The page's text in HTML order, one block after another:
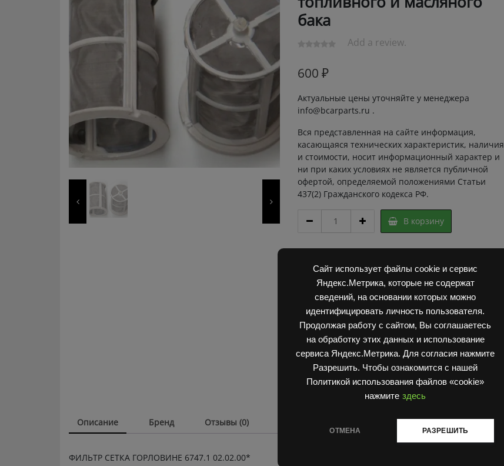
Сайт использует файлы cookie и сервис
Яндекс.Метрика, которые не содержат
сведений, на основании которых можно
идентифицировать личность пользователя.
Продолжая работу с сайтом, Вы соглашаетесь
на обработку этих данных и использование
сервиса Яндекс.Метрика. Для согласия нажмите
Разрешить. Чтобы ознакомится с нашей
Политикой использования файлов «cookie»
нажмите здесь
ОТМЕНА РАЗРЕШИТЬ
бака
Add a review.
600 ₽
Актуальные цены уточняйте у менеджера
info@bcarparts.ru .
Вся представленная на сайте информация,
касающаяся технических характеристик, наличия
и стоимости, носит информационный характер и
ни при каких условиях не является публичной
офертой, определяемой положениями Статьи
437(2) Гражданского кодекса РФ.
СЕТКА
02.02.00,фильтр
горловины
и
масляного
бака
quantity
В корзину
Категории:Запчасти Балканкар,Погрузчик ДВ
1661 , 1621, Погрузчик ДВ 1792, 1788, 1794, 1784,
Описание Бренд Отзывы (0)
ФИЛЬТР СЕТКА ГОРЛОВИНЕ 6747.1 02.02.00*